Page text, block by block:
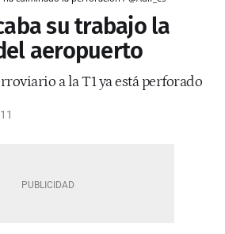
su trabajo la
aeropuerto
a la T1 ya está perforado